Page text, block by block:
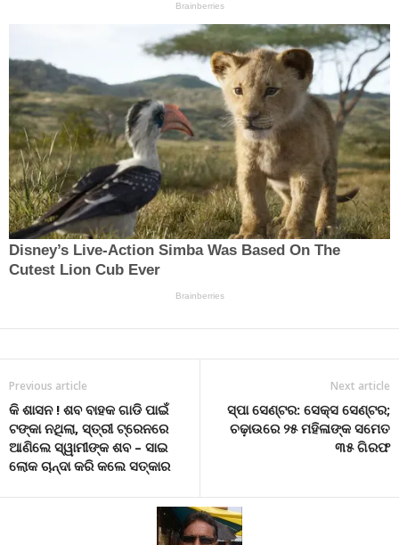
Previous article
କି ଶାସନ ! ଶବ ବାହକ ଗାଡି ପାଇଁ
ଟଙ୍କା ନଥିଲା, ସ୍ତ୍ରୀ ଟ୍ରେନରେ
ଆଣିଲେ ସ୍ୱାମୀଙ୍କ ଶବ – ସାଇ
ଲୋକ ଚାନ୍ଦା କରି କଲେ ସତ୍କାର
Next article
ସ୍ପା ସେଣ୍ଟର: ସେକ୍ସ ସେଣ୍ଟର;
ଚଢ଼ାଉରେ ୨୫ ମହିଳାଙ୍କ ସମେତ
୩୫ ଗିରଫ